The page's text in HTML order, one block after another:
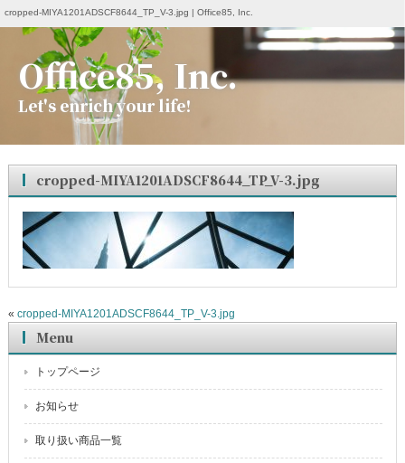
cropped-MIYA1201ADSCF8644_TP_V-3.jpg | Office85, Inc.
Office85, Inc.
Let's enrich your life!
cropped-MIYA1201ADSCF8644_TP_V-3.jpg
« cropped-MIYA1201ADSCF8644_TP_V-3.jpg
Menu
トップページ
お知らせ
取り扱い商品一覧